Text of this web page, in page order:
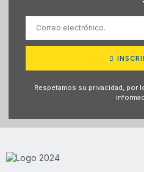
Respetamos su privacidad, por